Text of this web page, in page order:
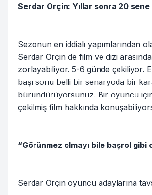
Serdar Orçin: Yıllar sonra 20
Sezonun en iddialı yapımlarından
Serdar Orçin de film ve dizi
zorlayabiliyor. 5-6 günde çekiliyor.
başı sonu belli bir senaryoda bir
büründürüyorsunuz. Bir oyuncu
çekilmiş film hakkında
“Görünmez olmayı bile başrol
Serdar Orçin oyuncu adaylarına